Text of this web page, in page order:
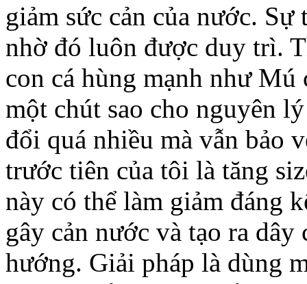
giảm sức cản của nước.
nhờ đó luôn được duy trì.
con cá hùng mạnh như
một chút sao cho nguyên
đổi quá nhiều mà vẫn bảo
trước tiên của tôi là tăng
này có thể làm giảm đáng
gây cản nước và tạo ra
hướng. Giải pháp là dùng